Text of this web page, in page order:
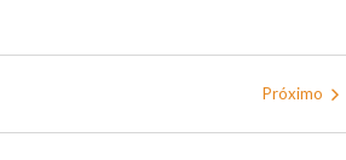
Próximo